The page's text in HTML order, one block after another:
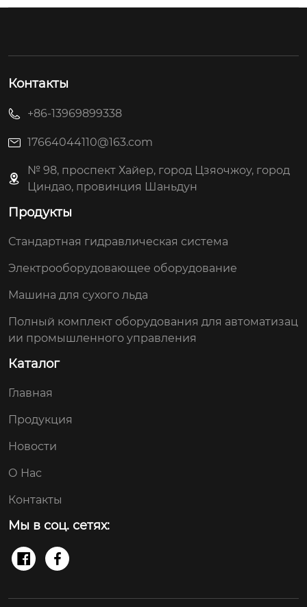
Контакты
+86-13969899338
17664044110@163.com
№ 98, проспект Хайер, город Цзяочжоу, город
Циндао, провинция Шаньдун
Продукты
Стандартная гидравлическая система
Электрооборудовающее оборудование
Машина для сухого льда
Полный комплект оборудования для автоматизац
ии промышленного управления
Каталог
Главная
Продукция
Новости
О Нас
Контакты
Мы в соц. сетях:
 